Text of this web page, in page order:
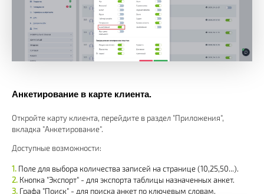
Анкетирование в карте клиента.
Откройте карту клиента, перейдите в раздел "Приложения",
вкладка "Анкетирование".
Доступные возможности:
Поле для выбора количества записей на странице (10,25,50...).
Кнопка "Экспорт" - для экспорта таблицы назначенных анкет.
Графа "Поиск" - для поиска анкет по ключевым словам.